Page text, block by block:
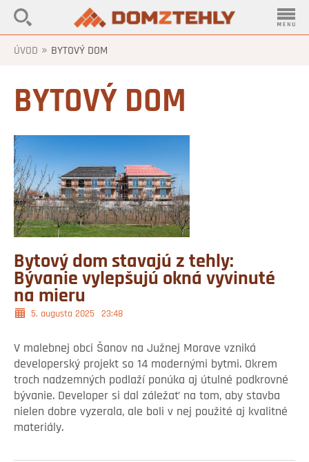
ÚVOD » BYTOVÝ DOM
BYTOVÝ DOM
Bytový dom stavajú z tehly:
Bývanie vylepšujú okná vyvinuté
na mieru
5. augusta 2025 23:48
V malebnej obci Šanov na Južnej Morave vzniká
developerský projekt so 14 modernými bytmi. Okrem
troch nadzemných podlaží ponúka aj útulné podkrovné
bývanie. Developer si dal záležať na tom, aby stavba
nielen dobre vyzerala, ale boli v nej použité aj kvalitné
materiály.